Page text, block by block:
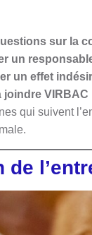
sur la
un
un effet
joindre
qui suivent
de